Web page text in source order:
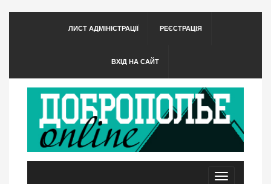
ЛИСТ АДМІНІСТРАЦІЇ РЕЄСТРАЦІЯ
ВХІД НА САЙТ
Toggle